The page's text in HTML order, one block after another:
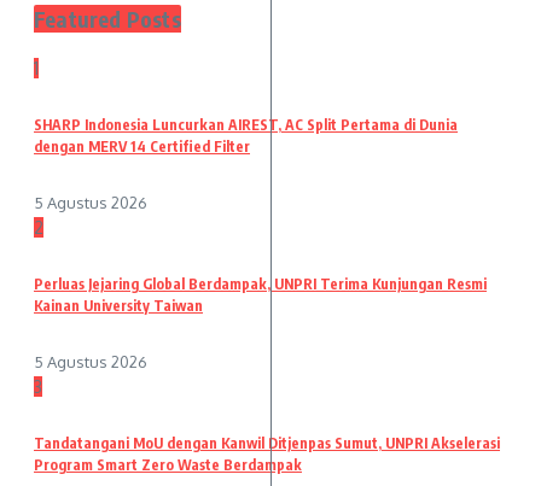
Featured Posts
1
SHARP Indonesia Luncurkan AIREST, AC Split Pertama di Dunia
dengan MERV 14 Certified Filter
5 Agustus 2026
2
Perluas Jejaring Global Berdampak, UNPRI Terima Kunjungan Resmi
Kainan University Taiwan
5 Agustus 2026
3
Tandatangani MoU dengan Kanwil Ditjenpas Sumut, UNPRI Akselerasi
Program Smart Zero Waste Berdampak